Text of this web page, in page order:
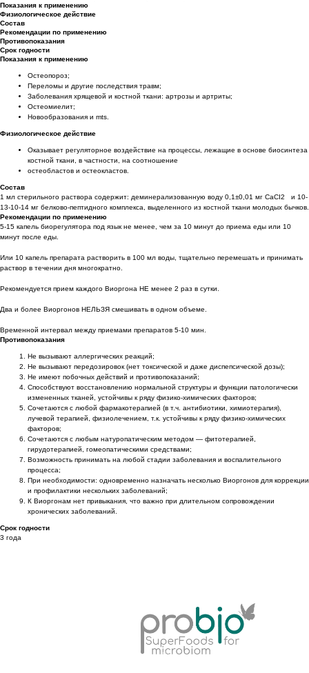
Показания к применению
Физиологическое действие
Состав
Рекомендации по применению
Противопоказания
Срок годности
Показания к применению
Остеопороз;
Переломы и другие последствия травм;
Заболевания хрящевой и костной ткани: артрозы и артриты;
Остеомиелит;
Новообразования и mts.
Физиологическое действие
Оказывает регуляторное воздействие на процессы, лежащие в основе биосинтеза
костной ткани, в частности, на соотношение
остеобластов и остеокластов.
Состав
1 мл стерильного раствора содержит: деминерализованную воду 0,1±0,01 мг СаСI2 и 10-
13-10-14 мг белково-пептидного комплекса, выделенного из костной ткани молодых бычков.
Рекомендации по применению
5-15 капель биорегулятора под язык не менее, чем за 10 минут до приема еды или 10
минут после еды.
Или 10 капель препарата растворить в 100 мл воды, тщательно перемешать и принимать
раствор в течении дня многократно.
Рекомендуется прием каждого Виоргона НЕ менее 2 раз в сутки.
Два и более Виоргонов НЕЛЬЗЯ смешивать в одном объеме.
Временной интервал между приемами препаратов 5-10 мин.
Противопоказания
Не вызывают аллергических реакций;
Не вызывают передозировок (нет токсической и даже диспепсической дозы);
Не имеют побочных действий и противопоказаний;
Способствуют восстановлению нормальной структуры и функции патологически
измененных тканей, устойчивы к ряду физико-химических факторов;
Сочетаются с любой фармакотерапией (в т.ч. антибиотики, химиотерапия),
лучевой терапией, физиолечением, т.к. устойчивы к ряду физико-химических
факторов;
Сочетаются с любым натуропатическим методом — фитотерапией,
гирудотерапией, гомеопатическими средствами;
Возможность принимать на любой стадии заболевания и воспалительного
процесса;
При необходимости: одновременно назначать несколько Виоргонов для коррекции
и профилактики нескольких заболеваний;
К Виоргонам нет привыкания, что важно при длительном сопровождении
хронических заболеваний.
Срок годности
3 года